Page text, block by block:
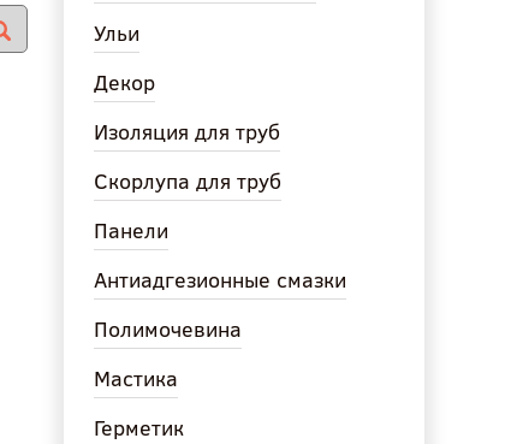
Ульи
Декор
Изоляция для труб
Скорлупа для труб
Панели
Антиадгезионные смазки
Полимочевина
Мастика
Герметик